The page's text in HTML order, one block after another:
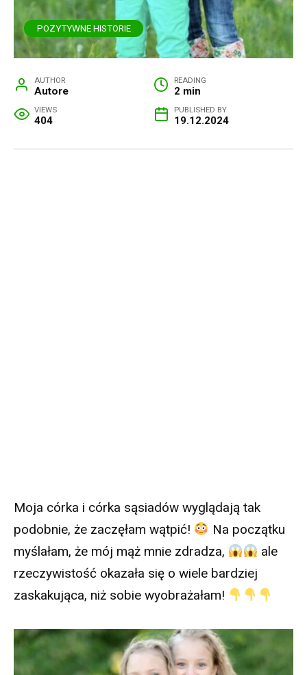
POZYTYWNE HISTORIE
AUTHOR
Autore
READING
2 min
VIEWS
404
PUBLISHED BY
19.12.2024
Moja córka i córka sąsiadów wyglądają tak
podobnie, że zaczęłam wątpić!
Na początku
myślałam, że mój mąż mnie zdradza,
ale
rzeczywistość okazała się o wiele bardziej
zaskakująca, niż sobie wyobrażałam!